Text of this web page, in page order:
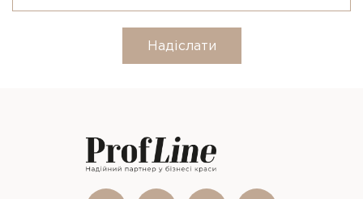
Надіслати